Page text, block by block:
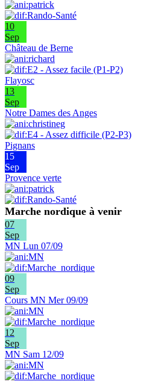
10
Sep
Château de Berne
Flayosc
13
Sep
Notre Dames des Anges
Pignans
15
Sep
Provence verte
Marche nordique à venir
07
Sep
MN Lun 07/09
09
Sep
Cours MN Mer 09/09
12
Sep
MN Sam 12/09